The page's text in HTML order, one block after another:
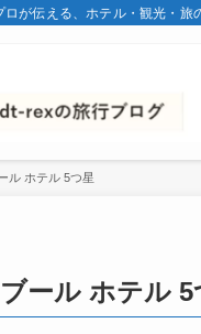
ロが伝える、ホテル・観光・旅
ル ホテル 5つ星
ール ホテル 5